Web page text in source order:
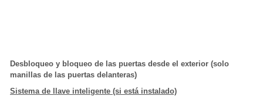
Desbloqueo y bloqueo de las puertas desde el exterior (solo
manillas de las puertas delanteras)
Sistema de llave inteligente (si está instalado)